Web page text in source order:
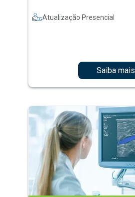
Atualização Presencial
Saiba mais